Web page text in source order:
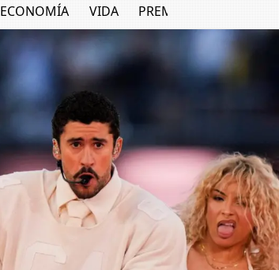
ECONOMÍA VIDA PREMIUM